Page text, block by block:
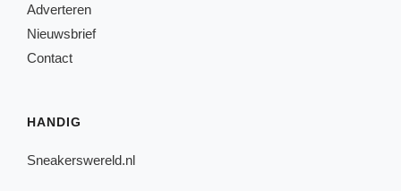
Adverteren
Nieuwsbrief
Contact
HANDIG
Sneakerswereld.nl